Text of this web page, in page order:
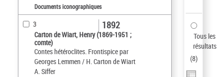
Documents iconographiques
3
Carton de Wiart, Henry (1869-1951 ;
comte)
Contes hétéroclites. Frontispice par
Georges Lemmen / H. Carton de Wiart
A. Siffer
1892
Tous les
résultats
(8)